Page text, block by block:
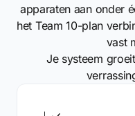
apparaten aan onder
het Team 10-plan
vast
Je systeem